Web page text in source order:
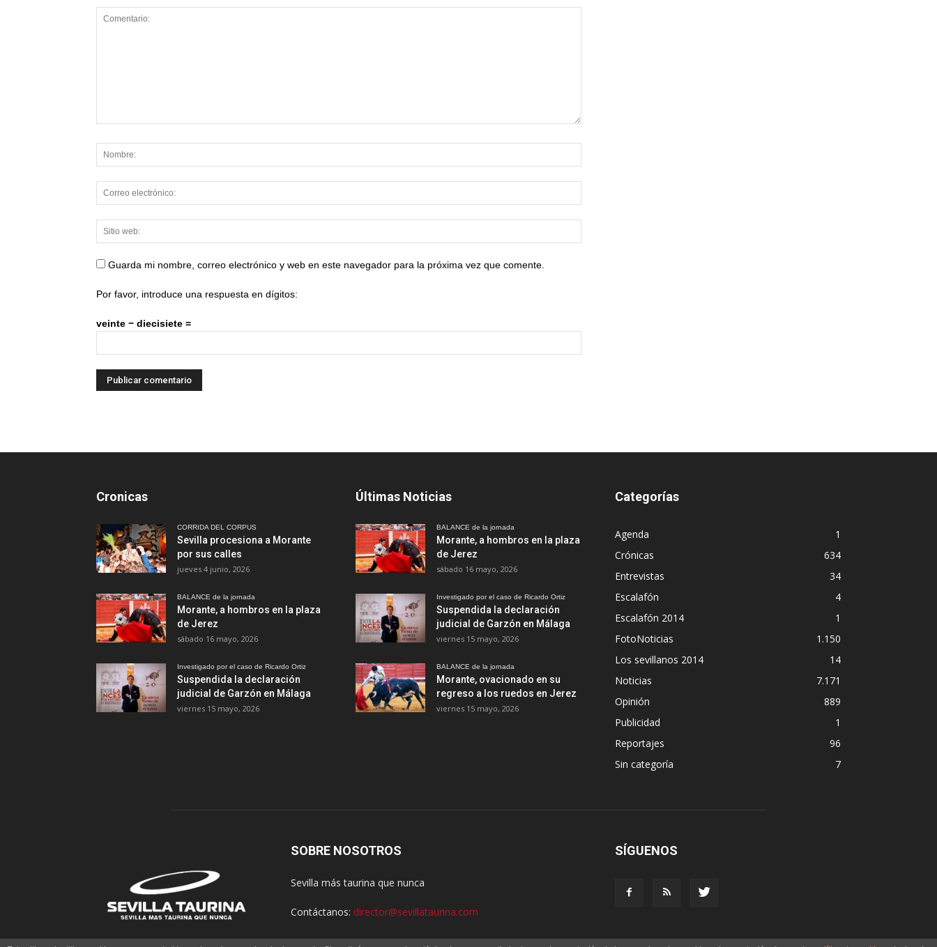
Guarda mi nombre, correo electrónico y web en este navegador para la próxima vez que comente.
Por favor, introduce una respuesta en dígitos:
veinte − diecisiete =
Cronicas
CORRIDA DEL CORPUS
Sevilla procesiona a Morante
por sus calles
jueves 4 junio, 2026
BALANCE de la jornada
Morante, a hombros en la plaza
de Jerez
sábado 16 mayo, 2026
Investigado por el caso de Ricardo Ortiz
Suspendida la declaración
judicial de Garzón en Málaga
viernes 15 mayo, 2026
Últimas Noticias
BALANCE de la jornada
Morante, a hombros en la plaza
de Jerez
sábado 16 mayo, 2026
Investigado por el caso de Ricardo Ortiz
Suspendida la declaración
judicial de Garzón en Málaga
viernes 15 mayo, 2026
BALANCE de la jornada
Morante, ovacionado en su
regreso a los ruedos en Jerez
viernes 15 mayo, 2026
Categorías
Agenda
1
Crónicas
634
Entrevistas
34
Escalafón
4
Escalafón 2014
1
FotoNoticias
1.150
Los sevillanos 2014
14
Noticias
7.171
Opinión
889
Publicidad
1
Reportajes
96
Sin categoría
7
SOBRE NOSOTROS
Sevilla más taurina que nunca
Contáctanos: director@sevillataurina.com
SÍGUENOS